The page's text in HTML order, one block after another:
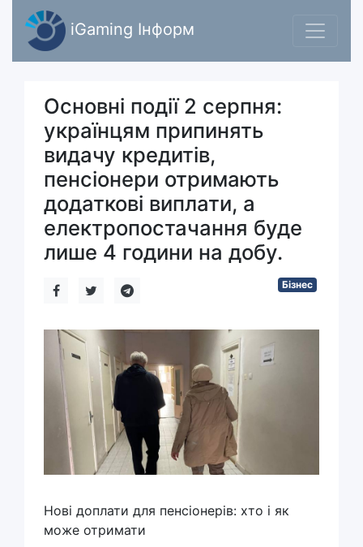
iGaming Інформ
Основні події 2 серпня:
українцям припинять
видачу кредитів,
пенсіонери отримають
додаткові виплати, а
електропостачання буде
лише 4 години на добу.
Бізнес
Нові доплати для пенсіонерів: хто і як
може отримати